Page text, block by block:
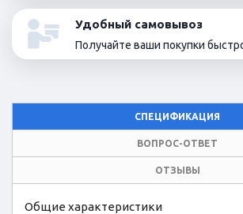
Удобный самовывоз
Получайте ваши покупки
СПЕЦИФИКАЦИЯ
ВОПРОС-ОТВЕТ
ОТЗЫВЫ
Общие характеристики